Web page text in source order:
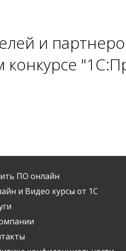
и
ПО онлайн
и Видео курсы от 1С